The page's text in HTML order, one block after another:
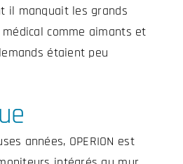
il manquait les grands
comme aimants et
étaient peu
années, OPERION est